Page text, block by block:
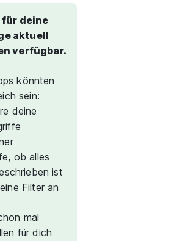
für deine
aktuell
verfügbar.
könnten
sein:
deine
ob alles
ist
Filter an
mal
für dich